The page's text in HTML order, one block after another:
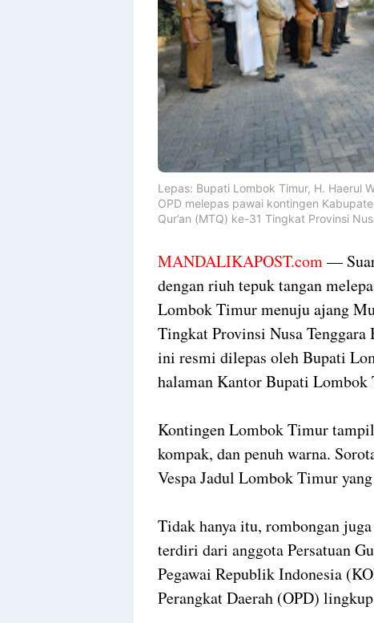
Lepas: Bupati Lombok Timur, H. Haerul
OPD melepas pawai kontingen
Qur’an (MTQ) ke-31 Tingkat Provinsi
MANDALIKAPOST.com—
dengan riuh tepuk tangan
Lombok Timur menuju ajang
Tingkat Provinsi Nusa Tenggara
ini resmi dilepas oleh Bupati
halaman Kantor Bupati Lombok
Kontingen Lombok Timur
kompak, dan penuh warna.
Vespa Jadul Lombok Timur
Tidak hanya itu, rombongan
terdiri dari anggota Persatuan
Pegawai Republik Indonesia
Perangkat Daerah (OPD)